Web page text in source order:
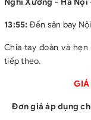
13:55: Đến sân bay
Chia tay đoàn và
tiếp theo.
GIÁ
Đơn giá áp dụng